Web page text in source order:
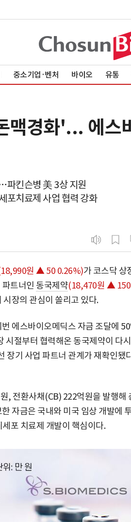
중소기업·벤처 바이오 유통
맥경화'... 에스
파킨슨병 美 3상 지원
포치료제 사업 협력 강화
원 ▲ 50 0.26%)가 코스닥 상
트너인 동국제약(18,470원 ▲
장의 관심이 쏠리고 있다.
에스바이오메딕스 자금 조달에 50
시절부터 협력해온 동국제약이 다
장기 사업 파트너 관계가 재확인됐
, 전환사채(CB) 222억원을 발행해
자금은 국내와 미국 임상 개발에
포 치료제 개발이 핵심이다.